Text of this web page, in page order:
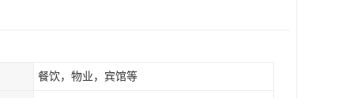
餐饮，物业，宾馆等